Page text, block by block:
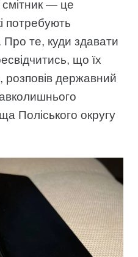
— це
потребують
Про те, куди здавати
що їх
розповів державний
Поліського округу